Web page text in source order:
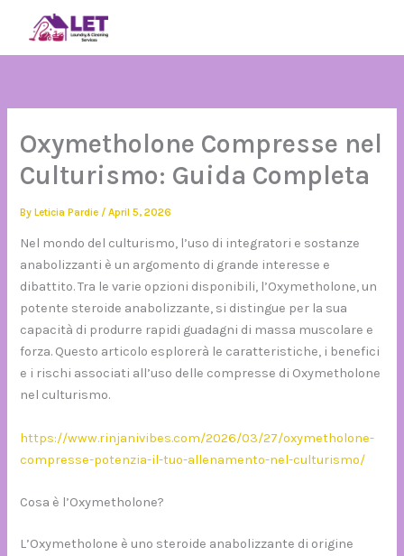
content
Oxymetholone Compresse nel
Culturismo: Guida Completa
ByLeticia Pardie /April 5, 2026
Nel mondo del culturismo, l’uso di integratori e sostanze
anabolizzanti è un argomento di grande interesse e
dibattito. Tra le varie opzioni disponibili, l’Oxymetholone, un
potente steroide anabolizzante, si distingue per la sua
capacità di produrre rapidi guadagni di massa muscolare e
forza. Questo articolo esplorerà le caratteristiche, i benefici
e i rischi associati all’uso delle compresse di Oxymetholone
nel culturismo.
https://www.rinjanivibes.com/2026/03/27/oxymetholone-
compresse-potenzia-il-tuo-allenamento-nel-culturismo/
Cosa è l’Oxymetholone?
L’Oxymetholone è uno steroide anabolizzante di origine